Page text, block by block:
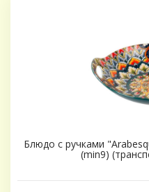
Блюдо с ручками
(min9)